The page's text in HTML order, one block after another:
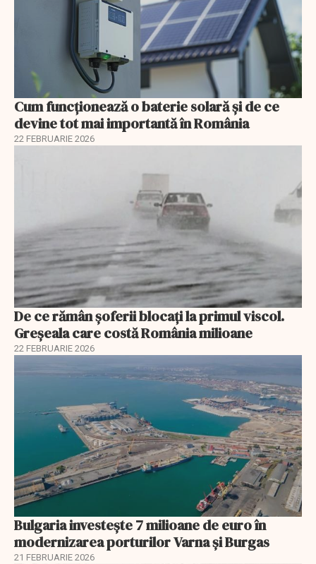
Cum funcționează o baterie solară și de ce
devine tot mai importantă în România
22 FEBRUARIE 2026
De ce rămân șoferii blocați la primul viscol.
Greșeala care costă România milioane
22 FEBRUARIE 2026
Bulgaria investește 7 milioane de euro în
modernizarea porturilor Varna și Burgas
21 FEBRUARIE 2026